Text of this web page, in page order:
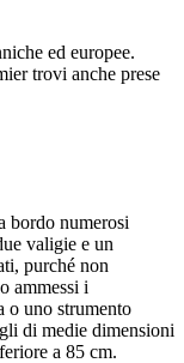
ed europee.
trovi anche prese
bordo numerosi
valigie e un
purché non
ammessi i
o uno strumento
di medie dimensioni
a 85 cm.